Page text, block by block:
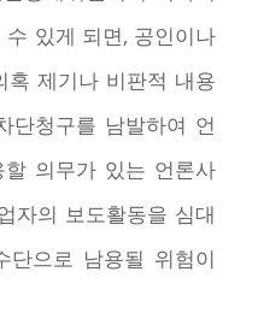
있게 되면, 공인이나
혹 제기나 비판적 내용
단청구를 남발하여 언
의무가 있는 언론사
자의 보도활동을 심대
단으로 남용될 위험이